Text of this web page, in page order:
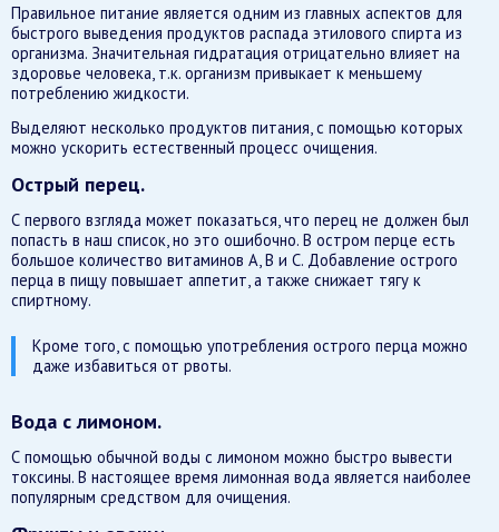
Правильное питание является одним из главных аспектов для
быстрого выведения продуктов распада этилового спирта из
организма. Значительная гидратация отрицательно влияет на
здоровье человека, т.к. организм привыкает к меньшему
потреблению жидкости.
Выделяют несколько продуктов питания, с помощью которых
можно ускорить естественный процесс очищения.
Острый перец.
С первого взгляда может показаться, что перец не должен был
попасть в наш список, но это ошибочно. В остром перце есть
большое количество витаминов А, В и С. Добавление острого
перца в пищу повышает аппетит, а также снижает тягу к
спиртному.
Кроме того, с помощью употребления острого перца можно
даже избавиться от рвоты.
Вода с лимоном.
С помощью обычной воды с лимоном можно быстро вывести
токсины. В настоящее время лимонная вода является наиболее
популярным средством для очищения.